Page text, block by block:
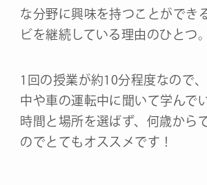
な分野に興味を持つことができ
ビを継続している理由のひとつ。
1回の授業が約10分程度なので
中や車の運転中に聞いて学んで
時間と場所を選ばず、何歳から
のでとてもオススメです！